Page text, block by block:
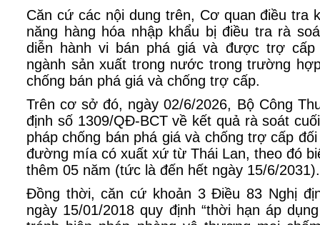
Căn cứ các nội dung trên, Cơ quan điều tra
năng hàng hóa nhập khẩu bị điều tra rà
diễn hành vi bán phá giá và được trợ
ngành sản xuất trong nước trong trường
chống bán phá giá và chống trợ cấp.
Trên cơ sở đó, ngày 02/6/2026, Bộ Công
định số 1309/QĐ-BCT về kết quả rà soát
pháp chống bán phá giá và chống trợ cấp
đường mía có xuất xứ từ Thái Lan, theo đó
thêm 05 năm (tức là đến hết ngày 15/6/2031).
Đồng thời, căn cứ khoản 3 Điều 83 Nghị
ngày 15/01/2018 quy định “thời hạn áp